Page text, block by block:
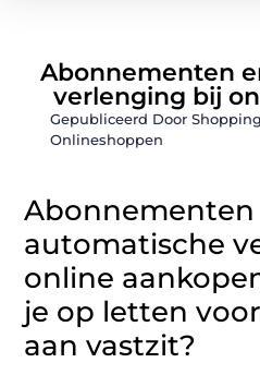
Abonnementen
verlenging bij
Gepubliceerd Door
Onlineshoppen
Abonnementen
automatische
online
je op letten
aan vastzit?